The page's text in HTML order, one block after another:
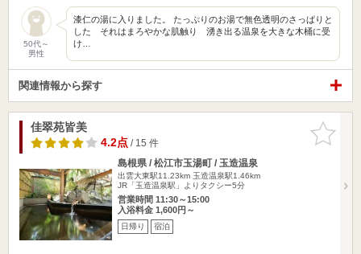
50代～
男性
漆仁の湯に入りました。 たっぷりのお湯で無色透明のさっぱりと
した それはまろやかな肌触り 湧き出る温泉を大きな木桶に受
け…
関連情報から探す
お気に入
りに追加
佳翠苑皆美
4.2点/ 15 件
島根県 / 松江市玉湯町 / 玉造温泉
出雲大東駅11.23km 玉造温泉駅1.46km
JR「玉造温泉駅」よりタクシー5分
営業時間 11:30～15:00
入浴料金 1,600円～
日帰り 宿泊